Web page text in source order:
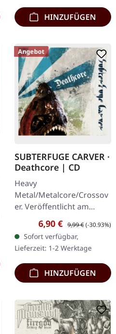
HINZUFÜGEN
Angebot
SUBTERFUGE CARVER ·
Deathcore | CD
Heavy
Metal/Metalcore/Crossov
er. Veröffentlicht am
08.02.2008, auf Supreme
Chaos Records. CD im
Jewelcase mit 12-seitigem
Booklet. Subterfuge
Carver…
Verkaufspreis:
6,90 € Regulärer Preis:
9,99 €(-30.93%)
Sofort verfügbar,
Lieferzeit: 1-2 Werktage
HINZUFÜGEN